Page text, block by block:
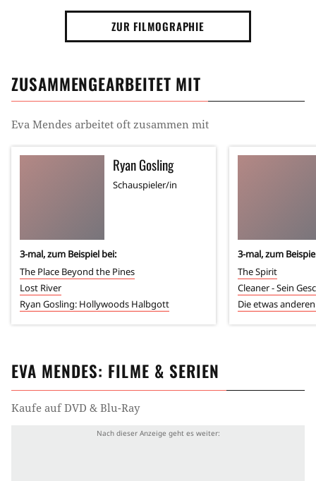
ZUR FILMOGRAPHIE
ZUSAMMENGEARBEITET MIT
Eva Mendes arbeitet oft zusammen mit
Ryan Gosling
Schauspieler/in
3-mal, zum Beispiel bei:
The Place Beyond the Pines
Lost River
Ryan Gosling: Hollywoods Halbgott
3-mal, zum
The Spirit
Cleaner - Sein
Die etwas
EVA MENDES: FILME & SERIEN
Kaufe auf DVD & Blu-Ray